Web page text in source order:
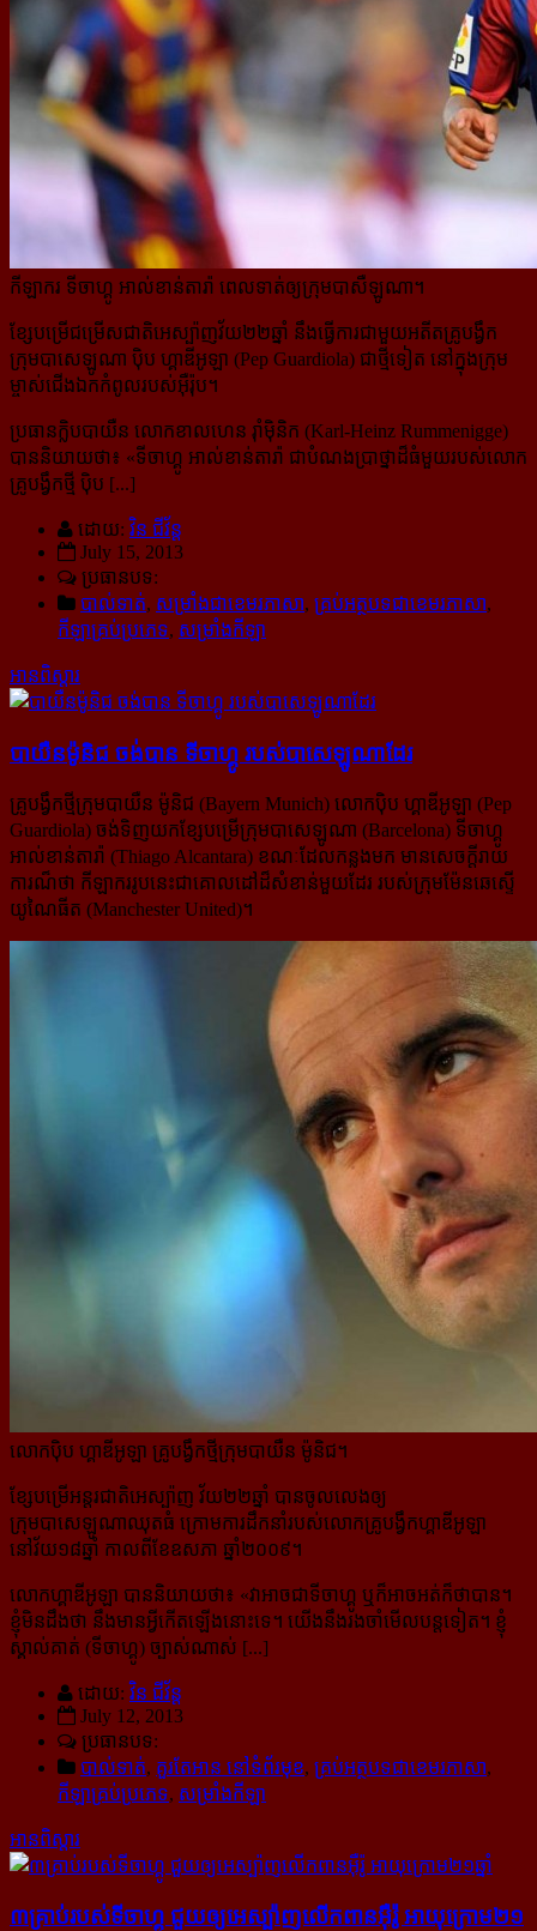
កីឡាករ ទីចាហ្គូ អាល់ខាន់តារ៉ា ពេលទាត់ឲ្យក្រុមបាសឺឡូណា។
ខ្សែបម្រើជម្រើសជាតិអេស្ប៉ាញវ័យ២២ឆ្នាំ នឹងធ្វើការជាមួយអតីតគ្រូបង្វឹក
ក្រុមបាសេឡូណា ប៉ិប ហ្គាឌីអូឡា (Pep Guardiola) ជាថ្មីទៀត នៅក្នុងក្រុម
ម្ចាស់ជើងឯកកំពូលរបស់អ៊ឺរ៉ុប។
ប្រធានក្លិបបាយឺន លោកខាលហេន រ៉ាំម៉ិនិក (Karl-Heinz Rummenigge)
បាននិយាយថា៖ «ទីចាហ្គូ អាល់ខាន់តារ៉ា ជា​បំណងប្រាថ្នាដ៏ធំមួយរបស់លោក
គ្រូបង្វឹកថ្មី ប៉ិប [...]
ដោយ: វិន ជីវ័ន្ត
July 15, 2013
ប្រធានបទ:
បាល់ទាត់, សម្រាំងជាខេមរភាសា, គ្រប់អត្ថបទជាខេមរភាសា,
កីឡាគ្រប់ប្រភេទ, សម្រាំងកីឡា
អានពិស្ដារ
បាយឺនម៉ូនិជ ចង់​បាន ទីចាហ្គូ របស់​បាសេឡូណា​ដែរ
គ្រូបង្វឹកថ្មីក្រុមបាយឺន ម៉ូនិជ (Bayern Munich) លោកប៉ិប ហ្គាឌីអូឡា (Pep
Guardiola) ចង់ទិញយកខ្សែបម្រើក្រុម​បាសេឡូណា (Barcelona) ទីចាហ្គូ
អាល់ខាន់តារ៉ា (Thiago Alcantara) ខណៈដែលកន្លងមក មានសេចក្តីរាយ
ការណ៏ថា កីឡាកររូបនេះជាគោលដៅដ៏សំខាន់មួយដែរ របស់ក្រុមម៉ែនឆេស្ទើ
យូណៃធីត (Manchester United)។
លោកប៉ិប ហ្គាឌីអូឡា គ្រូបង្វឹកថ្មីក្រុមបាយឺន ម៉ូនិជ។
ខ្សែបម្រើអន្តរជាតិអេស្ប៉ាញ វ័យ២២ឆ្នាំ បានចូលលេងឲ្យ
ក្រុមបាសេឡូណាឈុតធំ ក្រោមការដឹកនាំរបស់លោកគ្រូបង្វឹក​ហ្គាឌីអូឡា
នៅវ័យ១៨ឆ្នាំ កាលពីខែឧសភា ឆ្នាំ២០០៩។
លោកហ្គាឌីអូឡា បាននិយាយថា៖ «វាអាចជាទីចាហ្គូ ឬក៏អាចអត់ក៏ថាបាន។
ខ្ញុំមិនដឹងថា នឹងមានអ្វីកើតឡើងនោះទេ។ យើងនឹងរងចាំមើលបន្តទៀត។ ខ្ញុំ
ស្គាល់គាត់ (ទីចាហ្គូ) ច្បាស់ណាស់ [...]
ដោយ: វិន ជីវ័ន្ត
July 12, 2013
ប្រធានបទ:
បាល់ទាត់, គួរតែអាន នៅទំព័រមុខ, គ្រប់អត្ថបទជាខេមរភាសា,
កីឡាគ្រប់ប្រភេទ, សម្រាំងកីឡា
អានពិស្ដារ
៣គ្រាប់​របស់​ទីចាហ្គូ ជួយ​ឲ្យ​អេស្ប៉ាញ​លើក​ពាន​អ៊ឺរ៉ូ អាយុ​ក្រោម​២១​